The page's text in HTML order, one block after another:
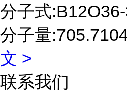
分子式
分子量
文 >
联系我们